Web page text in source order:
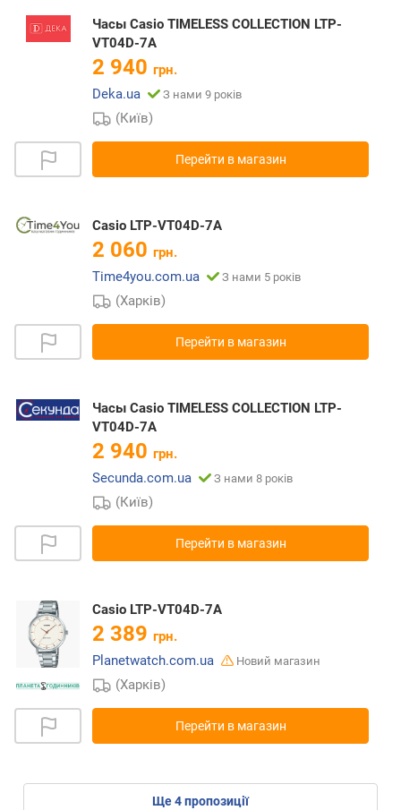
Часы Casio TIMELESS COLLECTION LTP-
VT04D-7A
2 940 грн.
Deka.ua
З нами 9 років
(Київ)
Перейти в магазин
Casio LTP-VT04D-7A
2 060 грн.
Time4you.com.ua
З нами 5 років
(Харків)
Перейти в магазин
Часы Casio TIMELESS COLLECTION LTP-
VT04D-7A
2 940 грн.
Secunda.com.ua
З нами 8 років
(Київ)
Перейти в магазин
Casio LTP-VT04D-7A
2 389 грн.
Planetwatch.com.ua
Новий магазин
(Харків)
Перейти в магазин
ще4пропозиції